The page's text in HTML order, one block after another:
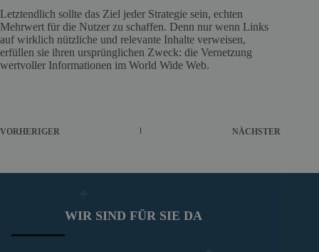
Letztendlich sollte das Ziel jeder Strategie sein, echten
Mehrwert für die Nutzer zu schaffen. Denn nur wenn Links
auf wirklich nützliche und relevante Inhalte verweisen,
erfüllen sie ihren ursprünglichen Zweck: die Vernetzung
wertvoller Informationen im World Wide Web.
VORHERIGER NÄCHSTER
WIR SIND FÜR SIE DA